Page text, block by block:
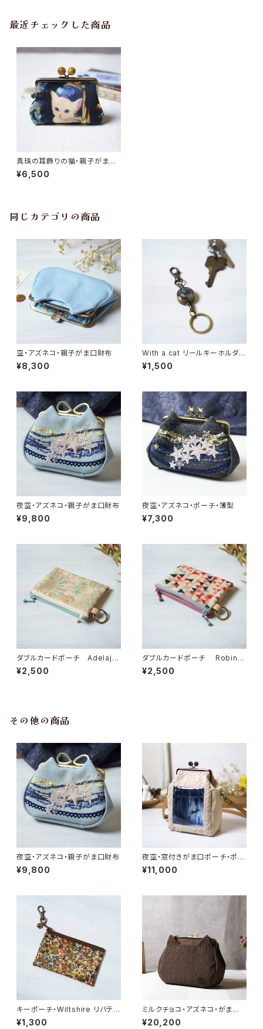
最近チェックした商品
真珠の耳飾りの猫・親子がま口
のポーチ
¥6,500
同じカテゴリの商品
空・アズネコ・親子がま口財布
¥8,300
With a cat リールキーホルダ
ー・選べる柄【受注制作】
¥1,500
夜空・アズネコ・親子がま口財布
¥9,800
夜空・アズネコ・ポーチ・薄型
¥7,300
ダブルカードポーチ Adelajd
a（アデラジャ） ピンクブルー
リバティラミネート生地
¥2,500
ダブルカードポーチ Robin
（ロビン）ピンク リバティラミネ
ート生地
¥2,500
その他の商品
夜空・アズネコ・親子がま口財布
¥9,800
夜空・窓付きがま口ポーチ・ポシ
ェット
¥11,000
キーポーチ・Wiltshire リバティ
ラミネート生地
¥1,300
ミルクチョコ・アズネコ・がま口
バッグ
¥20,200